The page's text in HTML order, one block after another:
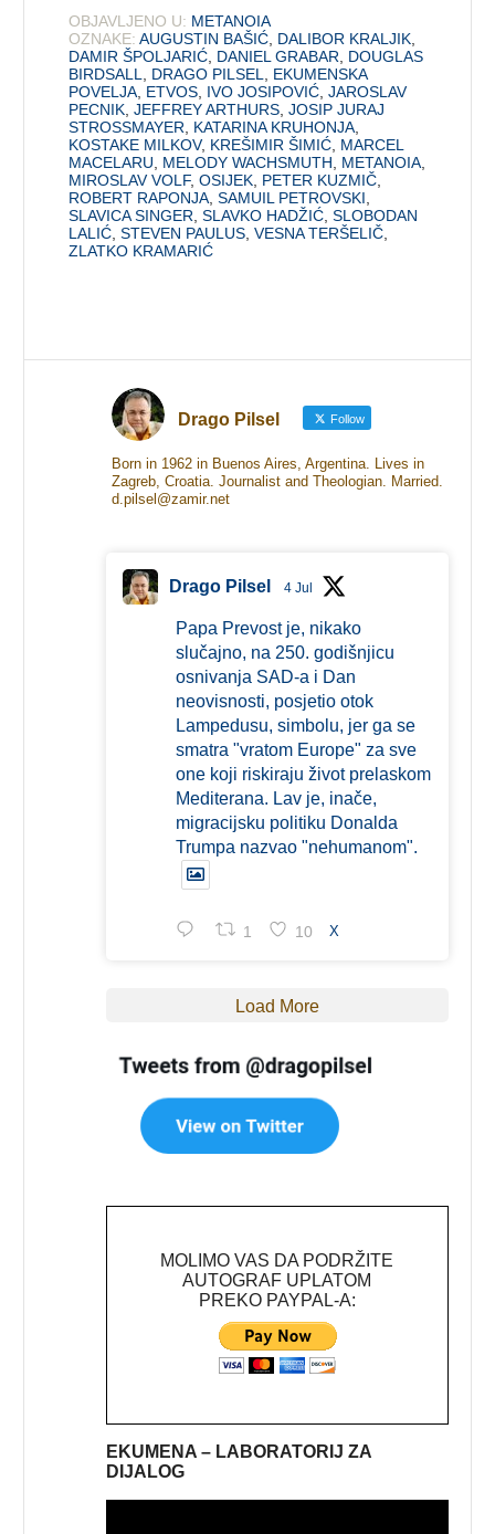
OBJAVLJENO U: METANOIA
OZNAKE: AUGUSTIN BAŠIĆ DALIBOR KRALJIK
DAMIR ŠPOLJARIĆ DANIEL GRABAR
DOUGLAS
BIRDSALL
DRAGO PILSEL
EKUMENSKA
POVELJA ETVOS IVO JOSIPOVIĆ ,JAROSLAV
PECNIK ,JEFFREY ARTHURS ,JOSIP JURAJ
STROSSMAYER
KATARINA KRUHONJA
KOSTAKE MILKOV, KREŠIMIR ŠIMIĆ MARCEL
MACELARU
MELODY WACHSMUTH METANOIA
MIROSLAV VOLF,OSIJEK PETER KUZMIČ
ROBERT RAPONJA ,SAMUIL PETROVSKI
SLAVICA SINGER ,SLAVKO HADŽIĆ ,SLOBODAN
LALIĆ ,STEVEN PAULUS ,VESNA TERŠELIČ
ZLATKO KRAMARIĆ
Drago Pilsel Follow
Born in 1962 in Buenos Aires, Argentina. Lives in
Zagreb, Croatia. Journalist and Theologian. Married.
d.pilsel@zamir.net
Drago Pilsel 4 Jul
Papa Prevost je, nikako
slučajno, na 250. godišnjicu
osnivanja SAD-a i Dan
neovisnosti, posjetio otok
Lampedusu, simbolu, jer ga se
smatra "vratom Europe" za sve
one koji riskiraju život prelaskom
Mediterana. Lav je, inače,
migracijsku politiku Donalda
Trumpa nazvao "nehumanom".
1 10 X
Load More
MOLIMO VAS DA PODRŽITE
AUTOGRAF UPLATOM
PREKO PAYPAL-A:
EKUMENA – LABORATORIJ ZA
DIJALOG